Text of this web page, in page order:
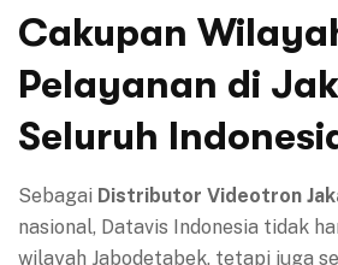
Cakupan
Pelayanan di
Seluruh
Sebagai Distributor Videotron
nasional, Datavis Indonesia tidak
wilayah Jabodetabek, tetapi juga